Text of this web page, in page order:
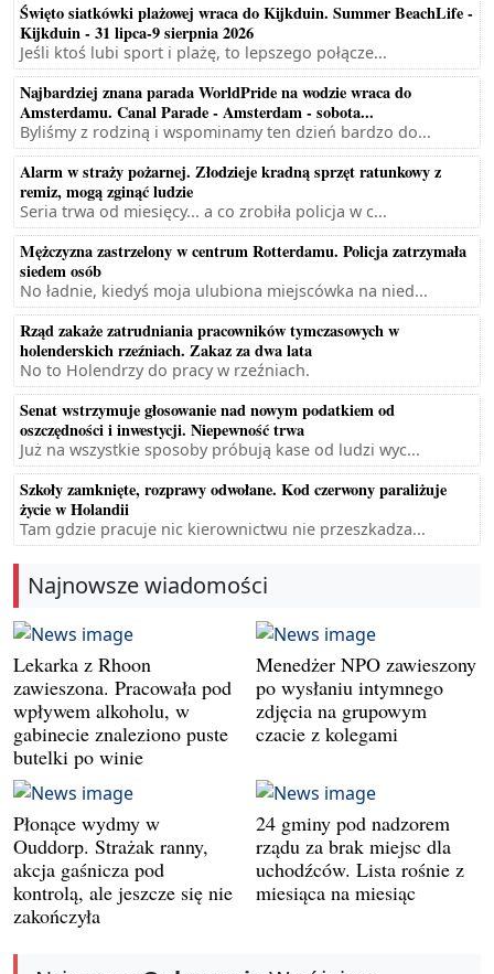
Święto siatkówki plażowej wraca do Kijkduin. Summer BeachLife -
Kijkduin - 31 lipca-9 sierpnia 2026
Jeśli ktoś lubi sport i plażę, to lepszego połącze...
Najbardziej znana parada WorldPride na wodzie wraca do
Amsterdamu. Canal Parade - Amsterdam - sobota...
Byliśmy z rodziną i wspominamy ten dzień bardzo do...
Alarm w straży pożarnej. Złodzieje kradną sprzęt ratunkowy z
remiz, mogą zginąć ludzie
Seria trwa od miesięcy... a co zrobiła policja w c...
Mężczyzna zastrzelony w centrum Rotterdamu. Policja zatrzymała
siedem osób
No ładnie, kiedyś moja ulubiona miejscówka na nied...
Rząd zakaże zatrudniania pracowników tymczasowych w
holenderskich rzeźniach. Zakaz za dwa lata
No to Holendrzy do pracy w rzeźniach.
Senat wstrzymuje głosowanie nad nowym podatkiem od
oszczędności i inwestycji. Niepewność trwa
Już na wszystkie sposoby próbują kase od ludzi wyc...
Szkoły zamknięte, rozprawy odwołane. Kod czerwony paraliżuje
życie w Holandii
Tam gdzie pracuje nic kierownictwu nie przeszkadza...
Najnowsze wiadomości
Lekarka z Rhoon
zawieszona. Pracowała pod
wpływem alkoholu, w
gabinecie znaleziono puste
butelki po winie
Menedżer NPO zawieszony
po wysłaniu intymnego
zdjęcia na grupowym
czacie z kolegami
Płonące wydmy w
Ouddorp. Strażak ranny,
akcja gaśnicza pod
kontrolą, ale jeszcze się nie
zakończyła
24 gminy pod nadzorem
rządu za brak miejsc dla
uchodźców. Lista rośnie z
miesiąca na miesiąc